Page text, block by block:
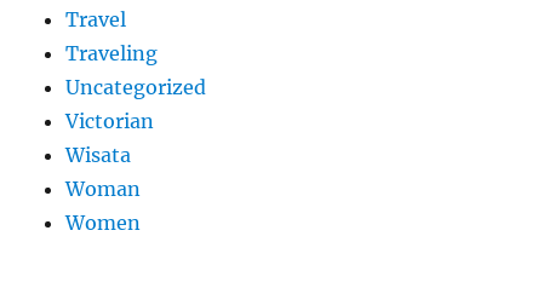
Travel
Traveling
Uncategorized
Victorian
Wisata
Woman
Women